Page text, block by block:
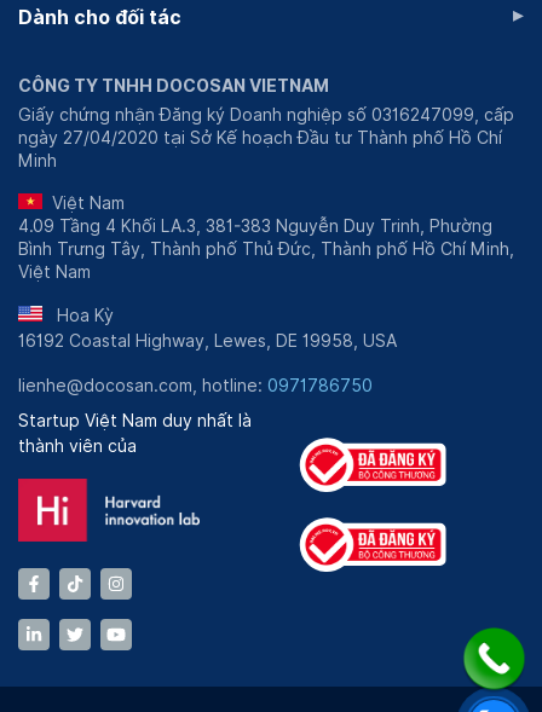
Dành cho đối tác ▸
CÔNG TY TNHH DOCOSAN VIETNAM
Giấy chứng nhận Đăng ký Doanh nghiệp số 0316247099, cấp
ngày 27/04/2020 tại Sở Kế hoạch Đầu tư Thành phố Hồ Chí
Minh
Việt Nam
4.09 Tầng 4 Khối LA.3, 381-383 Nguyễn Duy Trinh, Phường
Bình Trưng Tây, Thành phố Thủ Đức, Thành phố Hồ Chí Minh,
Việt Nam
Hoa Kỳ
16192 Coastal Highway, Lewes, DE 19958, USA
lienhe@docosan.com, hotline: 0971786750
Startup Việt Nam duy nhất là
thành viên của